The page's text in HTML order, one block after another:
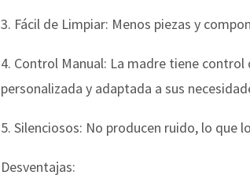
3. Fácil de Limpiar: Menos piezas y
4. Control Manual: La madre tiene
personalizada y adaptada a sus
5. Silenciosos: No producen ruido, lo que
Desventajas: